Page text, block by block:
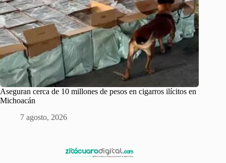
Aseguran cerca de 10 millones de pesos en cigarros ilícitos en
Michoacán
7 agosto, 2026